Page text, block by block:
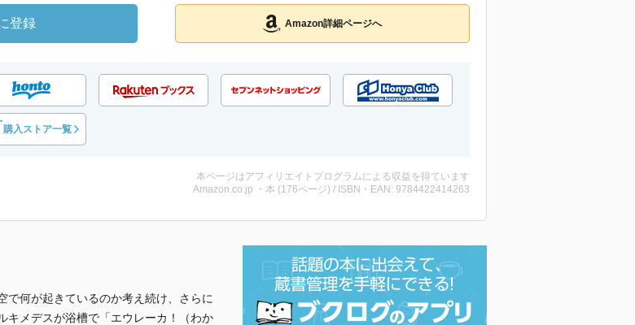
登録 Amazon詳細ページへ
購入ストア一覧
本ページはアフィリエイトプログラムによる収益を得ています
Amazon.co.jp ・本 (176ページ) / ISBN・EAN: 9784422414263
で何が起きているのか考え続け、さらに
キメデスが浴槽で「エウレーカ！（わか